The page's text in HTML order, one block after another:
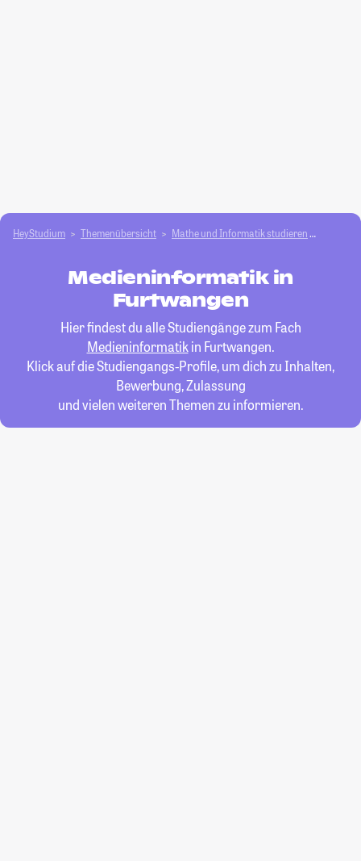
HeyStudium Themenübersicht Mathe und Informatik studieren
Medieninformatik in
Furtwangen
Hier findest du alle Studiengänge zum Fach
Medieninformatikin Furtwangen.
Klick auf die Studiengangs-Profile, um dich zu Inhalten,
Bewerbung, Zulassung
und vielen weiteren Themen zu informieren.